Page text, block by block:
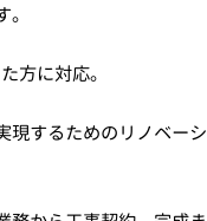
方に対応。
現するためのリノベーシ